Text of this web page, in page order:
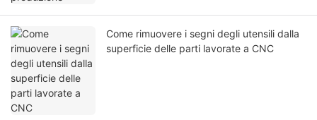
Come rimuovere i segni degli utensili dalla
superficie delle parti lavorate a CNC